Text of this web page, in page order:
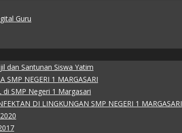
Guru
dan Santunan Siswa Yatim
SMP NEGERI 1 MARGASARI
di SMP Negeri 1 Margasari
DI LINGKUNGAN SMP NEGERI 1 MARGASARI